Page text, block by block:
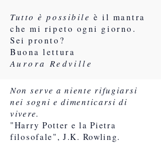
Tutto è possibile è il mantra
che mi ripeto ogni giorno.
Sei pronto?
Buona lettura
Aurora Redville
Non serve a niente rifugiarsi
nei sogni e dimenticarsi di
vivere.
"Harry Potter e la Pietra
filosofale", J.K. Rowling.